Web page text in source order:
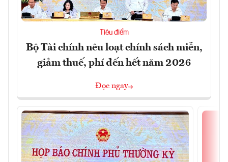
Tiêu điểm
Bộ Tài chính nêu loạt chính sách miễn,
giảm thuế, phí đến hết năm 2026
Đọc ngay